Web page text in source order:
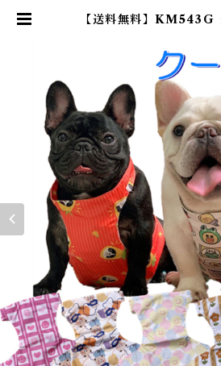
【送料無料】KM543G
ドック孔明